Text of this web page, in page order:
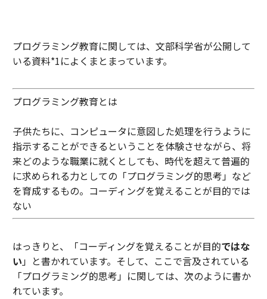
プログラミング教育に関しては、文部科学省が公開して
いる資料*1によくまとまっています。
プログラミング教育とは
子供たちに、コンピュータに意図した処理を行うように
指示することができるということを体験させながら、将
来どのような職業に就くとしても、時代を超えて普遍的
に求められる力としての「プログラミング的思考」など
を育成するもの。コーディングを覚えることが目的では
ない
はっきりと、「コーディングを覚えることが目的ではな
い」と書かれています。そして、ここで言及されている
「プログラミング的思考」に関しては、次のように書か
れています。